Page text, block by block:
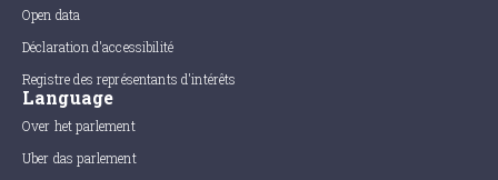
Open data
Déclaration d'accessibilité
Registre des représentants d'intérêts
Language
Over het parlement
Uber das parlement